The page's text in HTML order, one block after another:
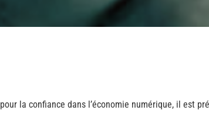
pour la confiance dans l’économie numérique, il est